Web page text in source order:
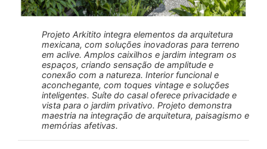
Projeto Arkitito integra elementos da arquitetura
mexicana, com soluções inovadoras para terreno
em aclive. Amplos caixilhos e jardim integram os
espaços, criando sensação de amplitude e
conexão com a natureza. Interior funcional e
aconchegante, com toques vintage e soluções
inteligentes. Suíte do casal oferece privacidade e
vista para o jardim privativo. Projeto demonstra
maestria na integração de arquitetura, paisagismo e
memórias afetivas.